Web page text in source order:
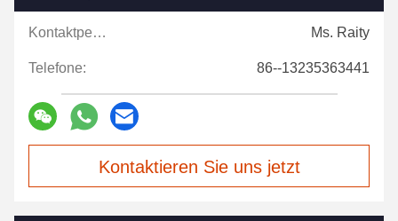
Kontaktpersonen: Ms. Raity
Telefone: 86--13235363441
Kontaktieren Sie uns jetzt